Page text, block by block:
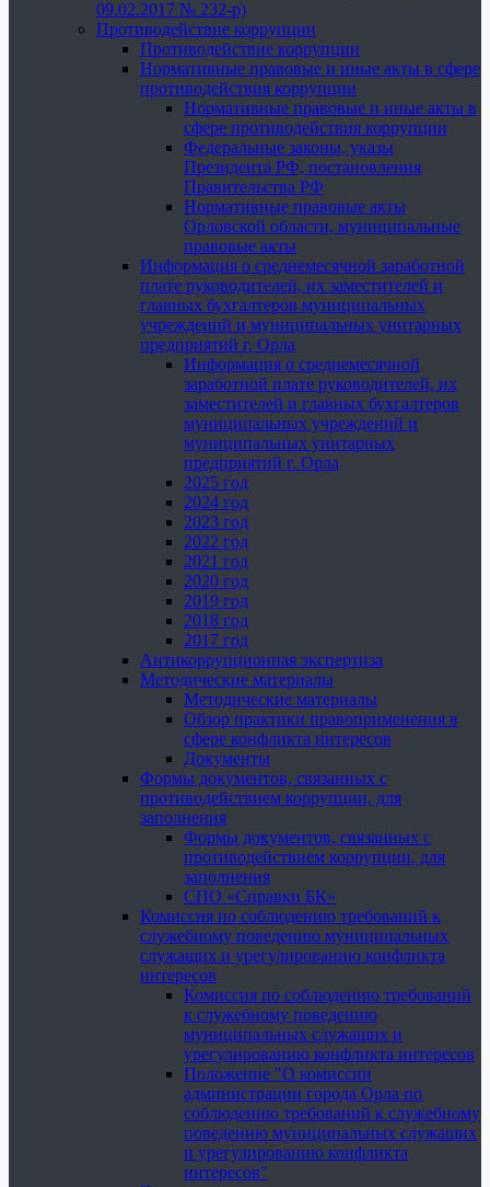
09.02.2017 № 232-р)
Противодействие коррупции
Противодействие коррупции
Нормативные правовые и иные акты в сфере
противодействия коррупции
Нормативные правовые и иные акты в
сфере противодействия коррупции
Федеральные законы, указы
Президента РФ, постановления
Правительства РФ
Нормативные правовые акты
Орловской области, муниципальные
правовые акты
Информация о среднемесячной заработной
плате руководителей, их заместителей и
главных бухгалтеров муниципальных
учреждений и муниципальных унитарных
предприятий г. Орла
Информация о среднемесячной
заработной плате руководителей, их
заместителей и главных бухгалтеров
муниципальных учреждений и
муниципальных унитарных
предприятий г. Орла
2025 год
2024 год
2023 год
2022 год
2021 год
2020 год
2019 год
2018 год
2017 год
Антикоррупционная экспертиза
Методические материалы
Методические материалы
Обзор практики правоприменения в
сфере конфликта интересов
Документы
Формы документов, связанных с
противодействием коррупции, для
заполнения
Формы документов, связанных с
противодействием коррупции, для
заполнения
СПО «Справки БК»
Комиссия по соблюдению требований к
служебному поведению муниципальных
служащих и урегулированию конфликта
интересов
Комиссия по соблюдению требований
к служебному поведению
муниципальных служащих и
урегулированию конфликта интересов
Положение "О комиссии
администрации города Орла по
соблюдению требований к служебному
поведению муниципальных служащих
и урегулированию конфликта
интересов"